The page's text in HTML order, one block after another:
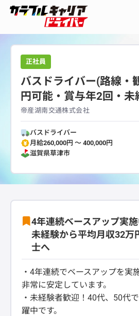
正社員
バスドライバー(路線・
円可能・賞与年2回・未
帝産湖南交通株式会社
バスドライバー
月給260,000円 〜 400,000円
滋賀県草津市
4年連続ベースアップ実
未経験から平均月収32万
士へ
・4年連続でベースアップを実
非常に安定しています。
・未経験者歓迎！40代、50代
躍中です。